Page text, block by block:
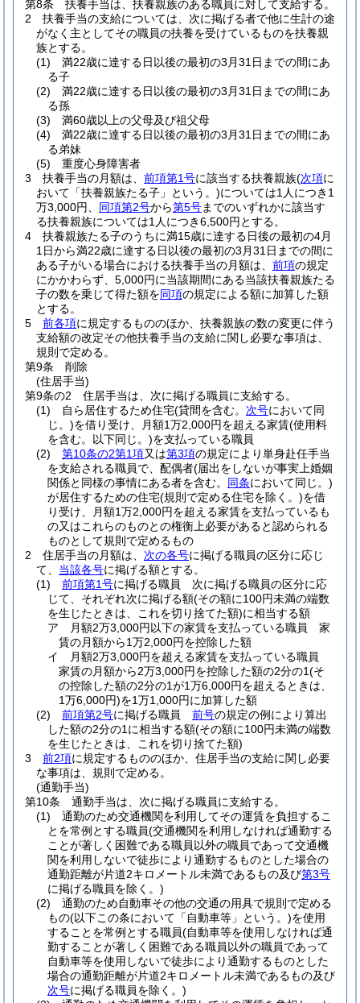
第8条
扶養手当は、扶養親族のある職員に対して支給する。
2
扶養手当の支給については、次に掲げる者で他に生計の途
がなく主としてその職員の扶養を受けているものを扶養親
族とする。
(1)
満22歳に達する日以後の最初の3月31日までの間にあ
る子
(2)
満22歳に達する日以後の最初の3月31日までの間にあ
る孫
(3)
満60歳以上の父母及び祖父母
(4)
満22歳に達する日以後の最初の3月31日までの間にあ
る弟妹
(5)
重度心身障害者
3
扶養手当の月額は、 前項第1号に該当する扶養親族(次項に
おいて「扶養親族たる子」という。)については1人につき1
万3,000円、 同項第2号から第5号までのいずれかに該当す
る扶養親族については1人につき6,500円とする。
4
扶養親族たる子のうちに満15歳に達する日後の最初の4月
1日から満22歳に達する日以後の最初の3月31日までの間に
ある子がいる場合における扶養手当の月額は、 前項の規定
にかかわらず、5,000円に当該期間にある当該扶養親族たる
子の数を乗じて得た額を同項の規定による額に加算した額
とする。
5
前各項に規定するもののほか、扶養親族の数の変更に伴う
支給額の改定その他扶養手当の支給に関し必要な事項は、
規則で定める。
第9条
削除
(住居手当)
第9条の2
住居手当は、次に掲げる職員に支給する。
(1)
自ら居住するため住宅(貸間を含む。 次号において同
じ。)を借り受け、月額1万2,000円を超える家賃(使用料
を含む。以下同じ。)を支払っている職員
(2)
第10条の2第1項又は第3項の規定により単身赴任手当
を支給される職員で、配偶者(届出をしないが事実上婚姻
関係と同様の事情にある者を含む。 同条において同じ。)
が居住するための住宅(規則で定める住宅を除く。)を借
り受け、月額1万2,000円を超える家賃を支払っているも
の又はこれらのものとの権衡上必要があると認められる
ものとして規則で定めるもの
2
住居手当の月額は、 次の各号に掲げる職員の区分に応じ
て、 当該各号に掲げる額とする。
(1)
前項第1号に掲げる職員 次に掲げる職員の区分に応
じて、それぞれ次に掲げる額(その額に100円未満の端数
を生じたときは、これを切り捨てた額)に相当する額
ア
月額2万3,000円以下の家賃を支払っている職員 家
賃の月額から1万2,000円を控除した額
イ
月額2万3,000円を超える家賃を支払っている職員
家賃の月額から2万3,000円を控除した額の2分の1(そ
の控除した額の2分の1が1万6,000円を超えるときは、
1万6,000円)を1万1,000円に加算した額
(2)
前項第2号に掲げる職員 前号の規定の例により算出
した額の2分の1に相当する額(その額に100円未満の端数
を生じたときは、これを切り捨てた額)
3
前2項に規定するもののほか、住居手当の支給に関し必要
な事項は、規則で定める。
(通勤手当)
第10条
通勤手当は、次に掲げる職員に支給する。
(1)
通勤のため交通機関を利用してその運賃を負担するこ
とを常例とする職員(交通機関を利用しなければ通勤する
ことが著しく困難である職員以外の職員であって交通機
関を利用しないで徒歩により通勤するものとした場合の
通勤距離が片道2キロメートル未満であるもの及び第3号
に掲げる職員を除く。)
(2)
通勤のため自動車その他の交通の用具で規則で定める
もの(以下この条において「自動車等」という。)を使用
することを常例とする職員(自動車等を使用しなければ通
勤することが著しく困難である職員以外の職員であって
自動車等を使用しないで徒歩により通勤するものとした
場合の通勤距離が片道2キロメートル未満であるもの及び
次号に掲げる職員を除く。)